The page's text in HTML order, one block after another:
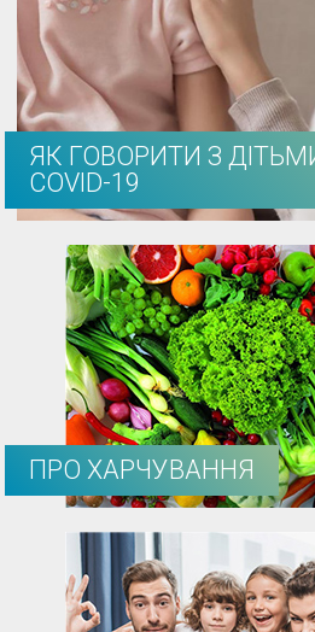
ЯК ГОВОРИТИ З
COVID-19
ПРО ХАРЧУВАННЯ